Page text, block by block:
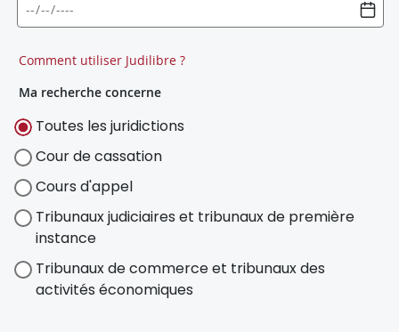
Comment utiliser Judilibre ?
Ma recherche concerne
Toutes les juridictions
Cour de cassation
Cours d'appel
Tribunaux judiciaires et tribunaux de première
instance
Tribunaux de commerce et tribunaux des
activités économiques